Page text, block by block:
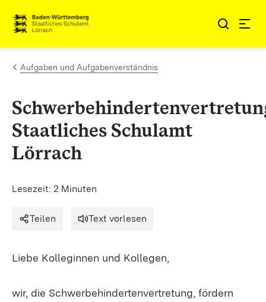
Zum Inhalt springen
Link zur Startseite
Aufgaben und Aufgabenverständnis
Staatliches Schulamt
Lörrach
Lesezeit: 2 Minuten
Teilen Text vorlesen
Liebe Kolleginnen und Kollegen,
wir, die Schwerbehindertenvertretung, fördern